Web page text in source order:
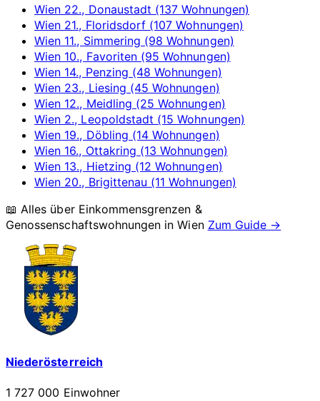
Wien 22., Donaustadt (137 Wohnungen)
Wien 21., Floridsdorf (107 Wohnungen)
Wien 11., Simmering (98 Wohnungen)
Wien 10., Favoriten (95 Wohnungen)
Wien 14., Penzing (48 Wohnungen)
Wien 23., Liesing (45 Wohnungen)
Wien 12., Meidling (25 Wohnungen)
Wien 2., Leopoldstadt (15 Wohnungen)
Wien 19., Döbling (14 Wohnungen)
Wien 16., Ottakring (13 Wohnungen)
Wien 13., Hietzing (12 Wohnungen)
Wien 20., Brigittenau (11 Wohnungen)
📖 Alles über Einkommensgrenzen &
Genossenschaftswohnungen inWien Zum Guide →
Niederösterreich
1 727 000 Einwohner